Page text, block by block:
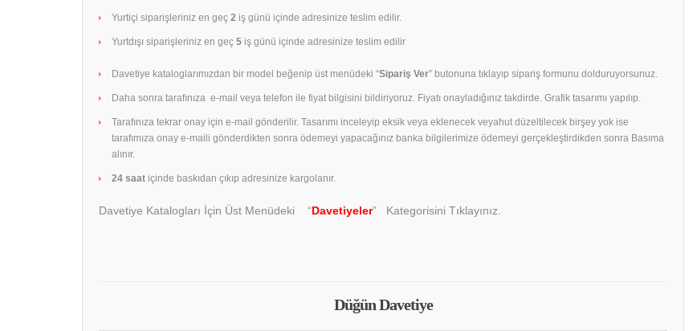
Yurtiçi siparişleriniz en geç 2 iş günü içinde adresinize teslim edilir.
Yurtdışı siparişleriniz en geç 5 iş günü içinde adresinize teslim edilir
Davetiye kataloglarımızdan bir model beğenip üst menüdeki “Sipariş Ver” butonuna tıklayıp sipariş formunu dolduruyorsunuz.
Daha sonra tarafınıza e-mail veya telefon ile fiyat bilgisini bildiriyoruz. Fiyatı onayladığınız takdirde. Grafik tasarımı yapılıp.
Tarafınıza tekrar onay için e-mail gönderilir. Tasarımı inceleyip eksik veya eklenecek veyahut düzeltilecek birşey yok ise
tarafımıza onay e-maili gönderdikten sonra ödemeyi yapacağınız banka bilgilerimize ödemeyi gerçekleştirdikden sonra Basıma
alınır.
24 saat içinde baskıdan çıkıp adresinize kargolanır.
Davetiye Katalogları İçin Üst Menüdeki “Davetiyeler” Kategorisini Tıklayınız.
Düğün Davetiye